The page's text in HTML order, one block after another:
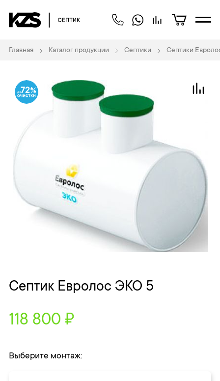
Главная Каталог продукции Септики Септики
72
Септик Евролос ЭКО 5
118 800 ₽
Выберите монтаж: